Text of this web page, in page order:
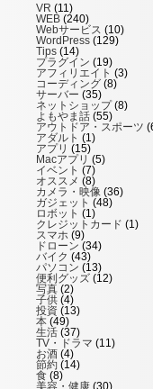
VR (11)
WEB (240)
Webサービス (10)
WordPress (129)
Tips (14)
プラグイン (19)
アフィリエイト (3)
コーディング (8)
サーバー (35)
ネットショップ(8)
よもやま話 (55)
アウトドア・スポーツ
アダルト (1)
アプリ (15)
Macアプリ (5)
イベント (7)
オススメ (8)
カメラ・映像 (36)
ガジェット (48)
ロボット (1)
クレジットカード (1)
スマホ (9)
ドローン (34)
バイク (43)
パソコン (13)
便利グッズ (12)
写真 (2)
子供 (4)
投資 (13)
本 (49)
生活 (37)
TV・ドラマ (11)
お酒 (4)
節約 (14)
食 (8)
美容・健康 (30)